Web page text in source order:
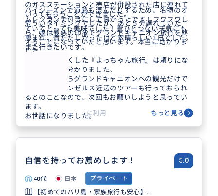
のガスステーションと売店が併設された店に連れて
いってもらうことができました。
危ういタイミングでしたが、あと５分遅れていた
ら、娘は最悪の印象でグランドキャニオン旅行を終
えることになっていたと思います。本当に助かりま
した。
地元を知り尽くした『よっちゃん旅行』は頼りにな
ることがよく分かりました。
ラスベガスからグランドキャニオンへの観光だけで
はなく、ロサンゼルス近辺のツアーも行っておられ
るとのことなので、次回もお願いしようと思ってい
ます。
お世話になりました。
ハイシーズンで道路も混んだりするため、名物のオ
ムレツランチ付きにして良かったです！フワフワし
ていてとっても美味でした！雲ひとつない天気にも
恵まれ、慌ただしかったけど素晴らしい1日でした。
また行きたいです。
に利用 もっと見る
自信を持ってお薦めします！ 5.0
40代 日本
プライベート
【初めてのバリ島・家族旅行も安心】...